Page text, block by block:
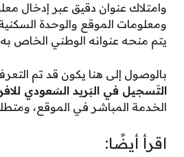
وامتلاك عنوان دقيق عبر إدخال
ومعلومات الموقع والوحدة
يتم منحه عنوانه الوطني الخاص
بالوصول إلى هنا يكون قد تم
التَسجيل في البَريد السَعودي
الخدمة المباشر في الموقع،
اقرأ أيضًا: